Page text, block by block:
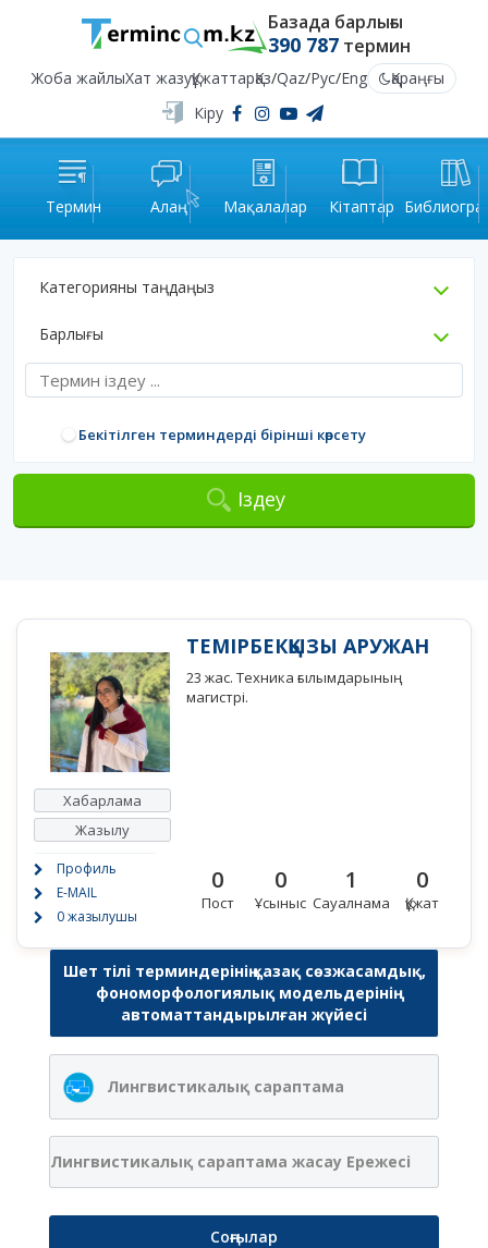
Базада барлығы
390 787термин
Жоба жайлыХат жазуҚұжаттарҚаз/Qaz/Рус/Eng
Қараңғы
Кіру
Термин Алаң Мақалалар Кітаптар
Категорияны таңдаңыз
Барлығы
Бекітілген терминдерді бірінші көрсету
Іздеу
Хабарлама
Жазылу
Профиль
E-MAIL
0 жазылушы
ТЕМІРБЕКҚЫЗЫ АРУЖАН
23 жас. Техника ғылымдарының
магистрі.
0
Пост
0
Ұсыныс
1
Сауалнама
0
Құжат
Шет тілі терминдерінің қазақ сөзжасамдық,
фономорфологиялық модельдерінің
автоматтандырылған жүйесі
Лингвистикалық сараптама
Лингвистикалық сараптама жасау Ережесі
Соңғылар